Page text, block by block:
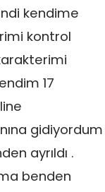
kendime
kontrol
17
gidiyordum
ayrıldı .
benden